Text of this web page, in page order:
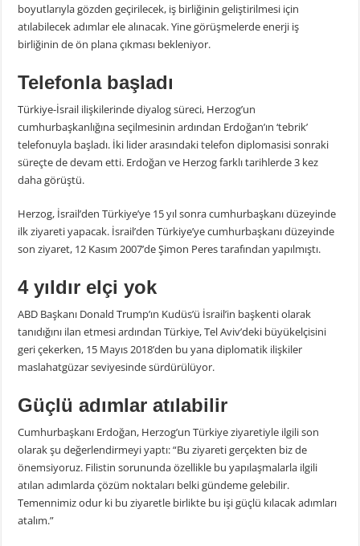
boyutlarıyla gözden geçirilecek, iş birliğinin geliştirilmesi için
atılabilecek adımlar ele alınacak. Yine görüşmelerde enerji iş
birliğinin de ön plana çıkması bekleniyor.
Telefonla başladı
Türkiye-İsrail ilişkilerinde diyalog süreci, Herzog’un
cumhurbaşkanlığına seçilmesinin ardından Erdoğan’ın ‘tebrik’
telefonuyla başladı. İki lider arasındaki telefon diplomasisi sonraki
süreçte de devam etti. Erdoğan ve Herzog farklı tarihlerde 3 kez
daha görüştü.
Herzog, İsrail’den Türkiye’ye 15 yıl sonra cumhurbaşkanı düzeyinde
ilk ziyareti yapacak. İsrail’den Türkiye’ye cumhurbaşkanı düzeyinde
son ziyaret, 12 Kasım 2007’de Şimon Peres tarafından yapılmıştı.
4 yıldır elçi yok
ABD Başkanı Donald Trump’ın Kudüs’ü İsrail’in başkenti olarak
tanıdığını ilan etmesi ardından Türkiye, Tel Aviv’deki büyükelçisini
geri çekerken, 15 Mayıs 2018’den bu yana diplomatik ilişkiler
maslahatgüzar seviyesinde sürdürülüyor.
Güçlü adımlar atılabilir
Cumhurbaşkanı Erdoğan, Herzog’un Türkiye ziyaretiyle ilgili son
olarak şu değerlendirmeyi yaptı: “Bu ziyareti gerçekten biz de
önemsiyoruz. Filistin sorununda özellikle bu yapılaşmalarla ilgili
atılan adımlarda çözüm noktaları belki gündeme gelebilir.
Temennimiz odur ki bu ziyaretle birlikte bu işi güçlü kılacak adımları
atalım.”